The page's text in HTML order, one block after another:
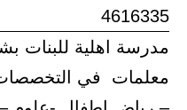
4616335
مدرسة اهلية للبنات
معلمات في التخصصات